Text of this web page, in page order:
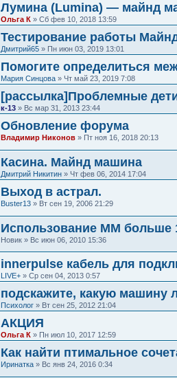
Лумина (Lumina) — майнд
Ольга К » Сб фев 10, 2018 13:59
Тестирование работы
Дмитрий65 » Пн июн 03, 2019 13:01
Помогите определиться
Мария Синцова » Чт май 23, 2019 7:08
[рассылка]Проблемные
к-13 » Вс мар 31, 2013 23:44
Обновление форума
Владимир Никонов » Пт ноя 16, 2018 20:13
Касина. Майнд машина
Дмитрий Никитин » Чт фев 06, 2014 17:04
Выход в астрал.
Buster13 » Вт сен 19, 2006 21:29
Использование ММ больше
Новик » Вс июн 06, 2010 15:36
innerpulse кабель для
LIVE+ » Ср сен 04, 2013 0:57
подскажите, какую машину
Психолог » Вт сен 25, 2012 21:04
АКЦИЯ
Ольга К » Пн июл 10, 2017 12:59
Как найти птимальное
Иринатка » Вс янв 24, 2016 0:34